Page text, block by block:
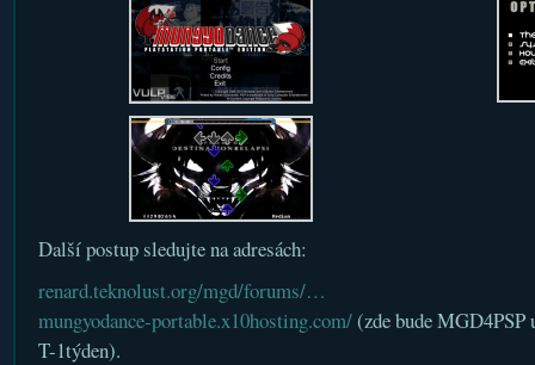
Další postup sledujte na adresách:
renard.teknolust.org/mgd/forums/…
mungyodance-portable.x10hosting.com/(zde bude MGD4PSP
T-1týden).